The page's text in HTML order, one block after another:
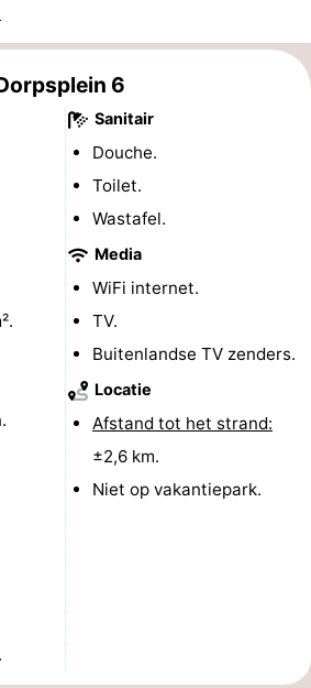
6
Sanitair
Douche.
Toilet.
Wastafel.
Media
WiFi internet.
TV.
Buitenlandse TV zenders.
Locatie
Afstand tot het strand:
±2,6 km.
Niet op vakantiepark.